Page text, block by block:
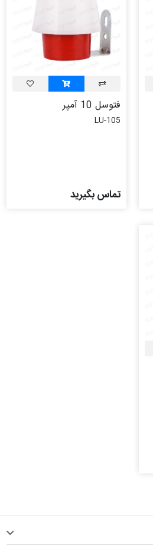
فتوسل 10 آمپر
LU-105
تماس بگیرید